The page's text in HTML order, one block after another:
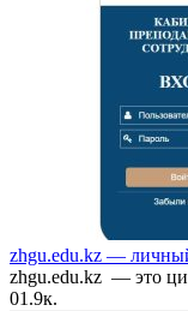
zhgu.edu.kz —
zhgu.edu.kz — это
01.9к.